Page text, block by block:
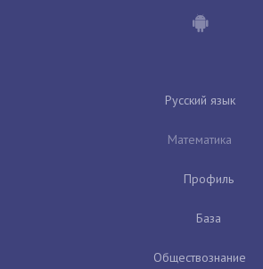
Русский язык
Математика
Профиль
База
Обществознание